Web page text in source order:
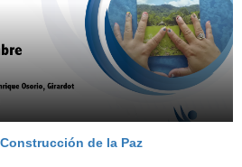
de la Paz